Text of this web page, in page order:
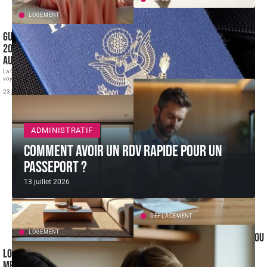
ADMINISTRATIF
Comment avoir un RDV rapide pour un
passeport ?
13 juillet 2026
LOGEMENT
Guadeloupe Hôtel luxe pour Noël
2026 : organiser un séjour festif
au soleil
La Guadeloupe attire chaque année davantage de
voyageurs pour les fêtes de …
23 juillet 2026
LOGEMENT
Locations de vacances: choisir le
Visiter le Val-de-Marne sans
voiture : comment organiser ses
déplacements ?
Le Val-de-Marne compte parmi les départements
franciliens les mieux desservis par les
29 juillet 2026
DÉPLACEMENT
Avion rasoir electrique en soute ou
en cabine : le bon réflexe selon
votre compagnie